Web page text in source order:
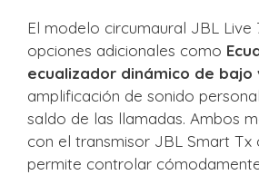
El modelo circumaural JBL Live
opciones adicionales como
ecualizador dinámico de bajo
amplificación de sonido
saldo de las llamadas. Ambos
con el transmisor JBL Smart Tx
permite controlar